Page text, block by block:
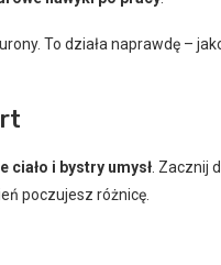
To działa naprawdę –
ciało i bystry umysł . Zacznij
poczujesz różnicę.